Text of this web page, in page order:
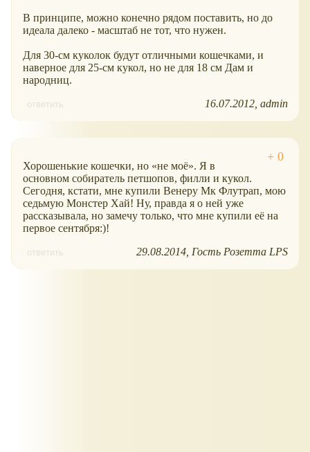
В принципе, можно конечно рядом поставить, но до
идеала далеко - масштаб не тот, что нужен.
Для 30-см куколок будут отличными кошечками, и
наверное для 25-см кукол, но не для 18 см Дам и
народниц.
ответить 16.07.2012 admin
Хорошенькие кошечки, но не моё . Я в
основном собиратель петшопов, филли и кукол.
Сегодня, кстати, мне купили Венеру Мк Флутрап, мою
седьмую Монстер Хай! Ну, правда я о ней уже
рассказывала, но замечу только, что мне купили её на
первое сентября:)!
ответить 29.08.2014 Гость Розетта LPS